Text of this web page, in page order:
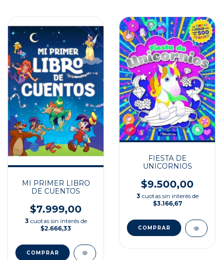
MI PRIMER LIBRO
DE CUENTOS
$7.999,00
3 cuotas sin interés de
$2.666,33
FIESTA DE
UNICORNIOS
$9.500,00
3 cuotas sin interés de
$3.166,67